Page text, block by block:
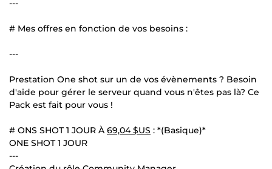
---
# Mes offres en fonction de vos besoins :
---
Prestation One shot sur un de vos évènements ? Besoin
d'aide pour gérer le serveur quand vous n'êtes pas là? Ce
Pack est fait pour vous !
# ONS SHOT 1 JOUR À 69,04 $US : *(Basique)*
ONE SHOT 1 JOUR
---